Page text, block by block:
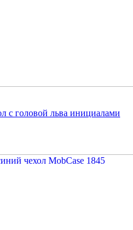
с головой льва инициалами